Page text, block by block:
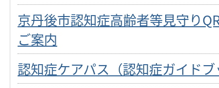
京丹後市認知症高齢者等見守り
ご案内
認知症ケアパス（認知症ガイド